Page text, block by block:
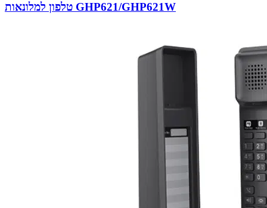
טלפון למלונאות GHP621/GHP621W